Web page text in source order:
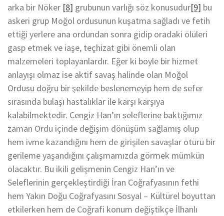
arka bir Nöker [8] grubunun varlığı söz konusudur[9] bu
askeri grup Moğol ordusunun kuşatma sağladı ve fetih
ettiği yerlere ana ordundan sonra gidip oradaki ölüleri
gasp etmek ve iaşe, teçhizat gibi önemli olan
malzemeleri toplayanlardır. Eğer ki böyle bir hizmet
anlayışı olmaz ise aktif savaş halinde olan Moğol
Ordusu doğru bir şekilde beslenemeyip hem de sefer
sırasında bulaşı hastalıklar ile karşı karşıya
kalabilmektedir. Cengiz Han’ın seleflerine baktığımız
zaman Ordu içinde değişim dönüşüm sağlamış olup
hem ivme kazandığını hem de girişilen savaşlar ötürü bir
gerileme yaşandığını çalışmamızda görmek mümkün
olacaktır. Bu ikili gelişmenin Cengiz Han’ın ve
Seleflerinin gerçekleştirdiği İran Coğrafyasının fethi
hem Yakın Doğu Coğrafyasını Sosyal – Kültürel boyuttan
etkilerken hem de Coğrafi konum değiştikçe İlhanlı